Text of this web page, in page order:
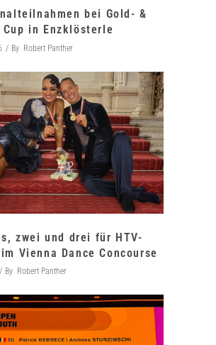
bei Gold- &
Cup in Enzklösterle
By Robert Panther
zwei und drei für HTV-
Vienna Dance Concourse
By Robert Panther